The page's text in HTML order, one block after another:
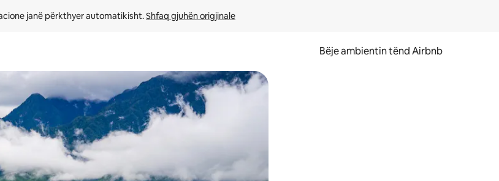
janë përkthyer automatikisht. Shfaq gjuhën origjinale
Bëje ambientin tënd Airbnb